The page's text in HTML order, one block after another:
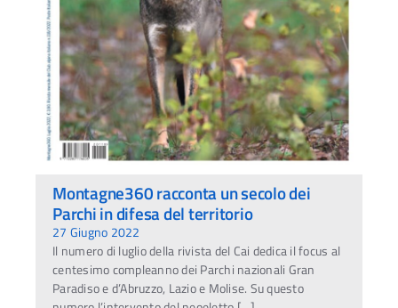
Montagne360 racconta un secolo dei
Parchi in difesa del territorio
27 Giugno 2022
Il numero di luglio della rivista del Cai dedica il focus al
centesimo compleanno dei Parchi nazionali Gran
Paradiso e d’Abruzzo, Lazio e Molise. Su questo